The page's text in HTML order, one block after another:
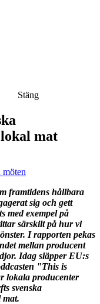
Stäng
mat
möten
framtidens hållbara
sig och gett
med exempel på
särskilt på hur vi
I rapporten pekas
mellan producent
Idag släpper EU:s
"This is
lokala producenter
svenska
mat.